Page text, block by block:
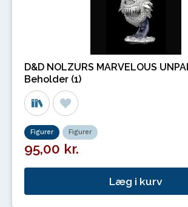
D&D NOLZURS MARVELOUS
Beholder (1)
Figurer Figurer
95,00 kr.
Læg i kurv